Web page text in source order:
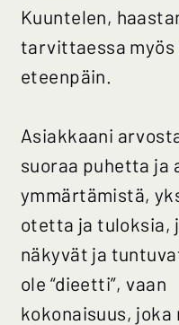
Kuuntelen,
tarvittaessa
eteenpäin.
Asiakkaani
suoraa puhetta ja
ymmärtämistä,
otetta ja tuloksia,
näkyvät ja
ole “dieetti”, vaan
kokonaisuus, joka